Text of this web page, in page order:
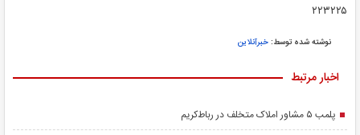
۲۲۳۲۲۵
نوشته شده توسط:خبرآنلاین
اخبار مرتبط
پلمب ۵ مشاور املاک متخلف در رباط‌کریم